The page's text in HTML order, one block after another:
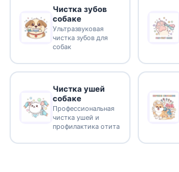
Чистка зубов
собаке
Ультразвуковая
чистка зубов для
собак
Чистка ушей
собаке
Профессиональная
чистка ушей и
профилактика отита